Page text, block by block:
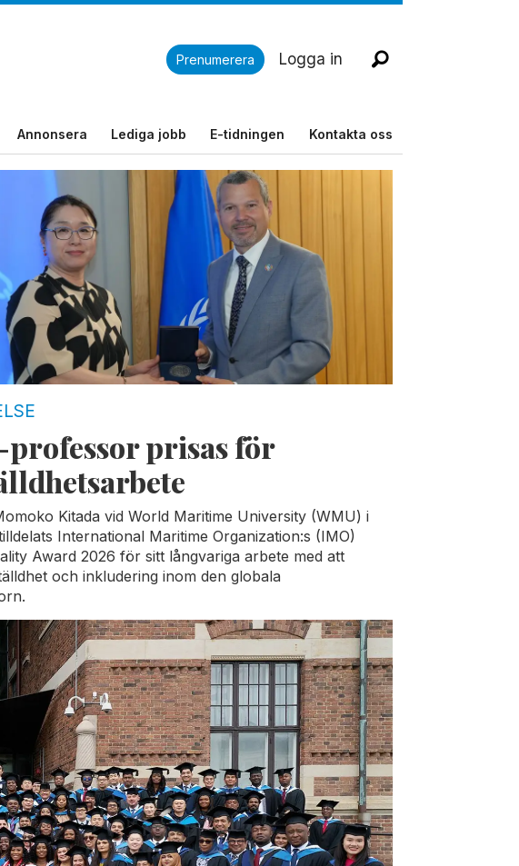
Prenumerera Logga in
Annonsera Lediga jobb E-tidningen Kontakta oss
prisas för
Kitada vid World Maritime University (WMU) i
International Maritime Organization:s (IMO)
Award 2026 för sitt långvariga arbete med att
och inkludering inom den globala